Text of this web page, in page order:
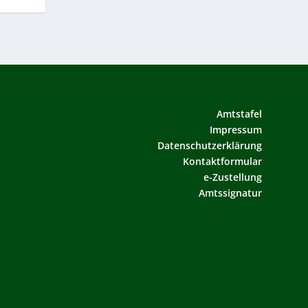
Amtstafel
Impressum
Datenschutzerklärung
Kontaktformular
e-Zustellung
Amtssignatur